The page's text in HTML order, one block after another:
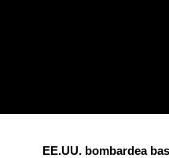
EE.UU. bombardea